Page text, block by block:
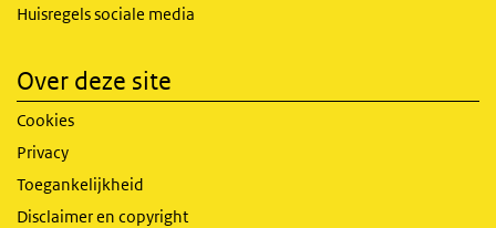
Huisregels sociale media
Over deze site
Cookies
Privacy
Toegankelijkheid
Disclaimer en copyright